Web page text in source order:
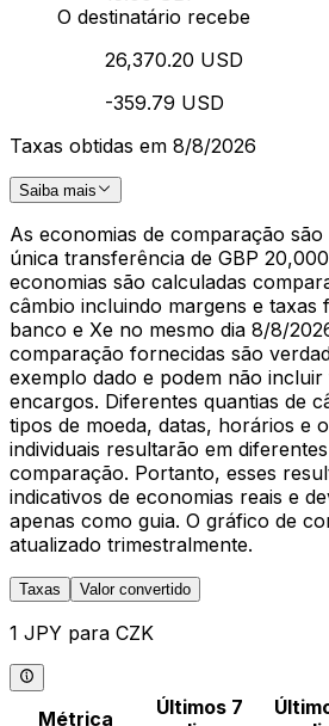
O destinatário recebe
26,370.20 USD
-359.79 USD
Taxas obtidas em 8/8/2026
Saiba mais
As economias de comparação são
única transferência de GBP
economias são calculadas
câmbio incluindo margens e taxas
banco e Xe no mesmo dia 8/8/
comparação fornecidas são
exemplo dado e podem não incluir
encargos. Diferentes quantias de
tipos de moeda, datas, horários e
individuais resultarão em
comparação. Portanto, esses
indicativos de economias reais e
apenas como guia. O gráfico de
atualizado trimestralmente.
Taxas Valor convertido
1 JPY para CZK
Métrica
Últimos 7